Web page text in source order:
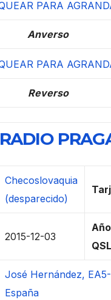
Anverso
Reverso
RADIO
Checoslovaquia
(desparecido)
2015-12-03
Año
QSL
José Hernández,
España